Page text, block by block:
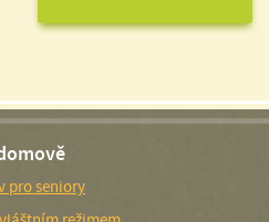
pro seniory